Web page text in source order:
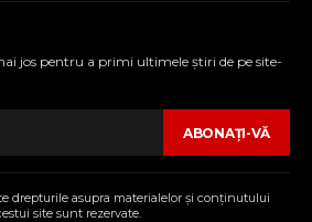
jos pentru a primi ultimele ştiri de pe site-
ABONAŢI-VĂ
drepturile asupra materialelor şi conţinutului
site sunt rezervate.